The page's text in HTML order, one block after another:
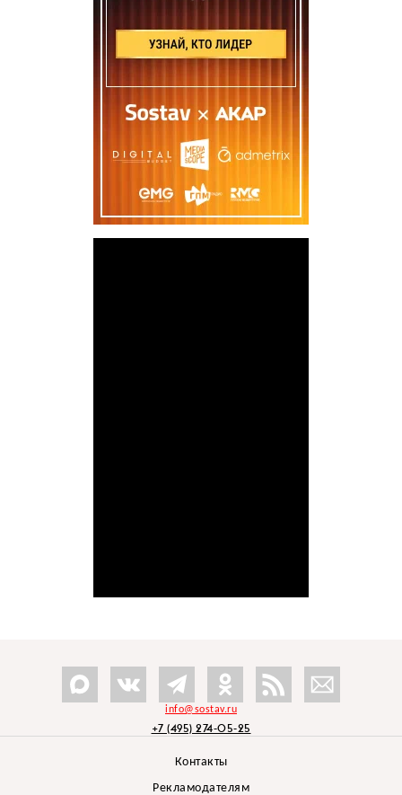
info@sostav.ru
+7 (495) 274-05-25
Контакты
Рекламодателям